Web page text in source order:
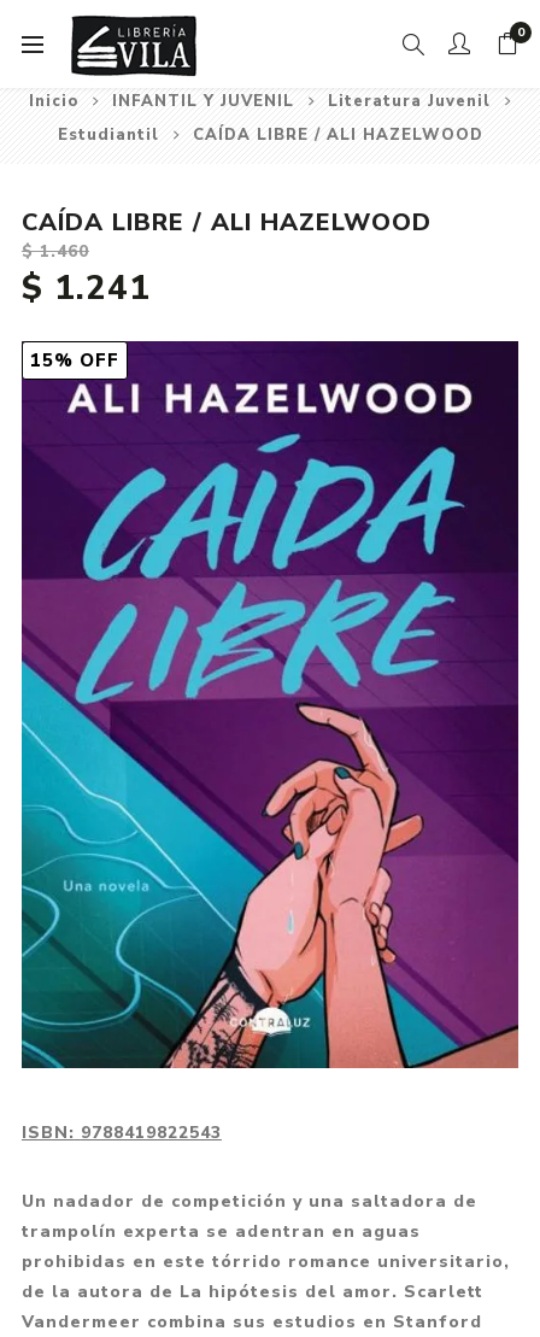
0
Inicio INFANTIL Y JUVENIL
Literatura Juvenil
Estudiantil
CAÍDA LIBRE / ALI HAZELWOOD
15% OFF
CAÍDA LIBRE / ALI HAZELWOOD
$ 1.460
$ 1.241
ISBN: 9788419822543
Un nadador de competición y una saltadora de
trampolín experta se adentran en aguas
prohibidas en este tórrido romance universitario,
de la autora de La hipótesis del amor. Scarlett
Vandermeer combina sus estudios en Stanford